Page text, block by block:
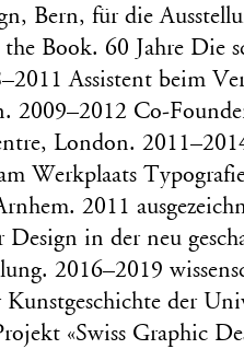
Bern, für die
Book. 60 Jahre Die
Assistent beim
2009–2012 Co-
London.
Werkplaats
2011
Design in der neu
2016–2019
der
«Swiss Graphic